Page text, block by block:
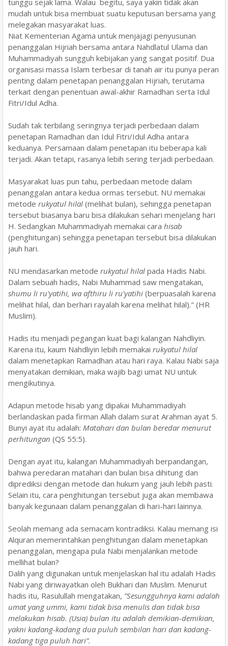
mudah untuk bisa membuat suatu keputusan bersama yang
melegakan masyarakat luas.
Niat Kementerian Agama untuk menjajagi penyusunan
penanggalan Hijriah bersama antara Nahdlatul Ulama dan
Muhammadiyah sungguh kebijakan yang sangat positif. Dua
organisasi massa Islam terbesar di tanah air itu punya peran
penting dalam penetapan penanggalan Hijriah, terutama
terkait dengan penentuan awal-akhir Ramadhan serta Idul
Fitri/Idul Adha.
Sudah tak terbilang seringnya terjadi perbedaan dalam
penetapan Ramadhan dan Idul Fitri/Idul Adha antara
keduanya. Persamaan dalam penetapan itu beberapa kali
terjadi. Akan tetapi, rasanya lebih sering terjadi perbedaan.
Masyarakat luas pun tahu, perbedaan metode dalam
penanggalan antara kedua ormas tersebut. NU memakai
metode rukyatul hilal (melihat bulan), sehingga penetapan
tersebut biasanya baru bisa dilakukan sehari menjelang hari
H. Sedangkan Muhammadiyah memakai cara hisab
(penghitungan) sehingga penetapan tersebut bisa dilakukan
jauh hari.
NU mendasarkan metode rukyatul hilal pada Hadis Nabi.
Dalam sebuah hadis, Nabi Muhammad saw mengatakan,
shumu li ru'yatihi, wa afthiru li ru'yatihi (berpuasalah karena
melihat hilal, dan berhari rayalah karena melihat hilal)." (HR
Muslim).
Hadis itu menjadi pegangan kuat bagi kalangan Nahdliyin.
Karena itu, kaum Nahdliyin lebih memakai rukyatul hilal
dalam menetapkan Ramadhan atau hari raya. Kalau Nabi saja
menyatakan demikian, maka wajib bagi umat NU untuk
mengikutinya.
Adapun metode hisab yang dipakai Muhammadiyah
berlandaskan pada firman Allah dalam surat Arahman ayat 5.
Bunyi ayat itu adalah: Matahari dan bulan beredar menurut
perhitungan (QS 55:5).
Dengan ayat itu, kalangan Muhammadiyah berpandangan,
bahwa peredaran matahari dan bulan bisa dihitung dan
diprediksi dengan metode dan hukum yang jauh lebih pasti.
Selain itu, cara penghitungan tersebut juga akan membawa
banyak kegunaan dalam penanggalan di hari-hari lainnya.
Seolah memang ada semacam kontradiksi. Kalau memang isi
Alquran memerintahkan penghitungan dalam menetapkan
penanggalan, mengapa pula Nabi menjalankan metode
mellihat bulan?
Dalih yang digunakan untuk menjelaskan hal itu adalah Hadis
Nabi yang diriwayatkan oleh Bukhari dan Muslim. Menurut
hadis itu, Rasulullah mengatakan, ”Sesungguhnya kami adalah
umat yang ummi, kami tidak bisa menulis dan tidak bisa
melakukan hisab. (Usia) bulan itu adalah demikian-demikian,
yakni kadang-kadang dua puluh sembilan hari dan kadang-
kadang tiga puluh hari”.